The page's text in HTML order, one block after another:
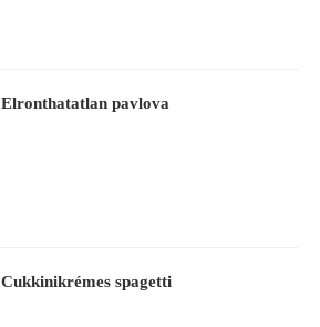
Elronthatatlan pavlova
Cukkinikrémes spagetti